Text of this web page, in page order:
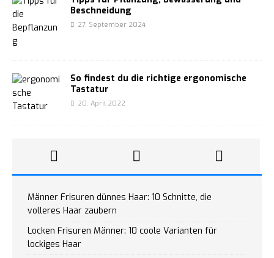
Beschneidung
27. September 2024
So findest du die richtige ergonomische
Tastatur
20. April 2022
Männer Frisuren dünnes Haar: 10 Schnitte, die
volleres Haar zaubern
Locken Frisuren Männer: 10 coole Varianten für
lockiges Haar